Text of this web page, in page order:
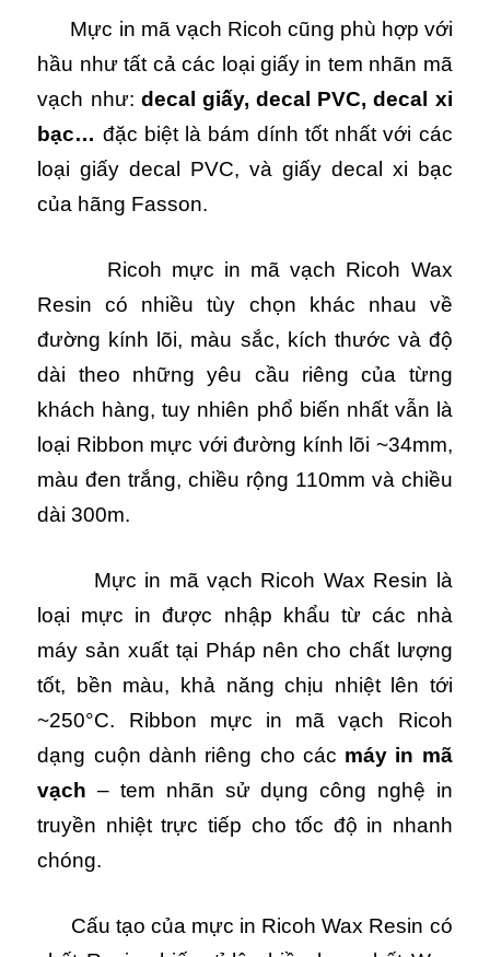
Mực in mã vạch Ricoh cũng phù hợp với
hầu như tất cả các loại giấy in tem nhãn mã
vạch như: decal giấy, decal PVC, decal xi
bạc… đặc biệt là bám dính tốt nhất với các
loại giấy decal PVC, và giấy decal xi bạc
của hãng Fasson.
Ricoh mực in mã vạch Ricoh Wax
Resin có nhiều tùy chọn khác nhau về
đường kính lõi, màu sắc, kích thước và độ
dài theo những yêu cầu riêng của từng
khách hàng, tuy nhiên phổ biến nhất vẫn là
loại Ribbon mực với đường kính lõi ~34mm,
màu đen trắng, chiều rộng 110mm và chiều
dài 300m.
Mực in mã vạch Ricoh Wax Resin là
loại mực in được nhập khẩu từ các nhà
máy sản xuất tại Pháp nên cho chất lượng
tốt, bền màu, khả năng chịu nhiệt lên tới
~250°C. Ribbon mực in mã vạch Ricoh
dạng cuộn dành riêng cho các máy in mã
vạch – tem nhãn sử dụng công nghệ in
truyền nhiệt trực tiếp cho tốc độ in nhanh
chóng.
Cấu tạo của mực in Ricoh Wax Resin có